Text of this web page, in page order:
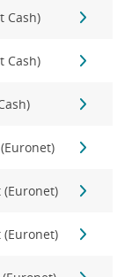
Cash)
Cash)
(Euronet)
(Euronet)